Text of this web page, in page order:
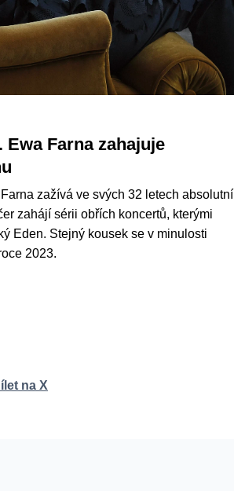
Farna zahajuje
zažívá ve svých 32 letech absolutní
zahájí sérii obřích koncertů, kterými
Eden. Stejný kousek se v minulosti
2023.
na X